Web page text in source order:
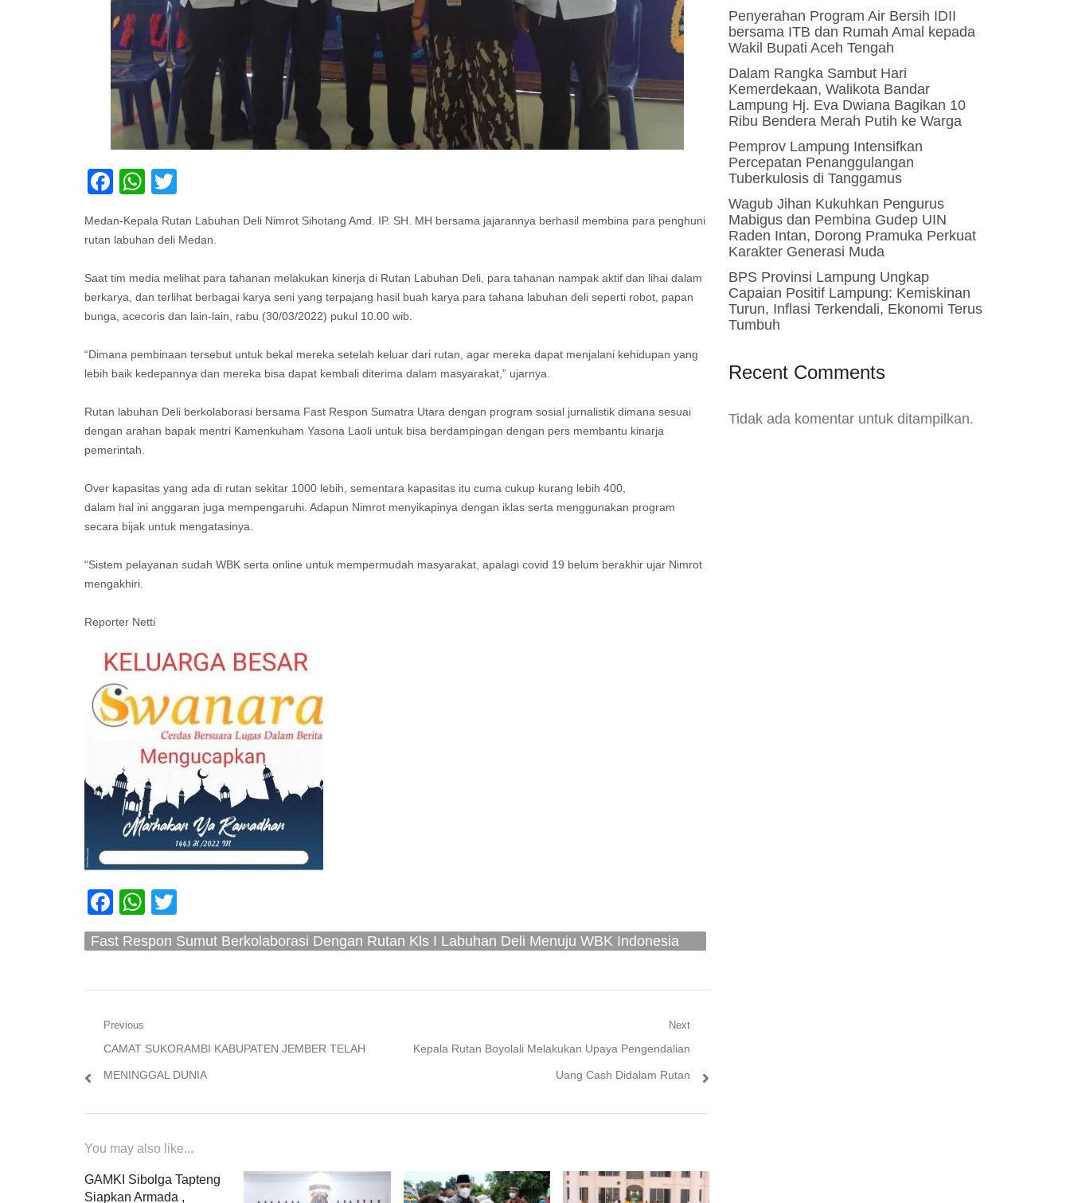
Facebook
WhatsApp
Medan-Kepala Rutan Labuhan Deli Nimrot Sihotang Amd. IP. SH. MH bersama jajarannya berhasil membina para penghuni
rutan labuhan deli Medan.
Saat tim media melihat para tahanan melakukan kinerja di Rutan Labuhan Deli, para tahanan nampak aktif dan lihai dalam
berkarya, dan terlihat berbagai karya seni yang terpajang hasil buah karya para tahana labuhan deli seperti robot, papan
bunga, acecoris dan lain-lain, rabu (30/03/2022) pukul 10.00 wib.
“Dimana pembinaan tersebut untuk bekal mereka setelah keluar dari rutan, agar mereka dapat menjalani kehidupan yang
lebih baik kedepannya dan mereka bisa dapat kembali diterima dalam masyarakat,” ujarnya.
Rutan labuhan Deli berkolaborasi bersama Fast Respon Sumatra Utara dengan program sosial jurnalistik dimana sesuai
dengan arahan bapak mentri Kamenkuham Yasona Laoli untuk bisa berdampingan dengan pers membantu kinarja
pemerintah.
Over kapasitas yang ada di rutan sekitar 1000 lebih, sementara kapasitas itu cuma cukup kurang lebih 400,
dalam hal ini anggaran juga mempengaruhi. Adapun Nimrot menyikapinya dengan iklas serta menggunakan program
secara bijak untuk mengatasinya.
“Sistem pelayanan sudah WBK serta online untuk mempermudah masyarakat, apalagi covid 19 belum berakhir ujar Nimrot
mengakhiri.
Reporter Netti
Facebook
WhatsApp
Fast Respon Sumut Berkolaborasi Dengan Rutan Kls I Labuhan Deli Menuju WBK Indonesia
Navigasi
pos
Previous
Previous
post:
CAMAT SUKORAMBI KABUPATEN JEMBER TELAH
MENINGGAL DUNIA
Next
Next
Kepala Rutan Boyolali Melakukan Upaya Pengendalian
Uang Cash Didalam Rutan
You may also like...
GAMKI Sibolga Tapteng
Siapkan Armada ,
Penyerahan Program Air Bersih IDII
bersama ITB dan Rumah Amal kepada
Wakil Bupati Aceh Tengah
Dalam Rangka Sambut Hari
Kemerdekaan, Walikota Bandar
Lampung Hj. Eva Dwiana Bagikan 10
Ribu Bendera Merah Putih ke Warga
Pemprov Lampung Intensifkan
Percepatan Penanggulangan
Tuberkulosis di Tanggamus
Wagub Jihan Kukuhkan Pengurus
Mabigus dan Pembina Gudep UIN
Raden Intan, Dorong Pramuka Perkuat
Karakter Generasi Muda
BPS Provinsi Lampung Ungkap
Capaian Positif Lampung: Kemiskinan
Turun, Inflasi Terkendali, Ekonomi Terus
Tumbuh
Recent Comments
Tidak ada komentar untuk ditampilkan.